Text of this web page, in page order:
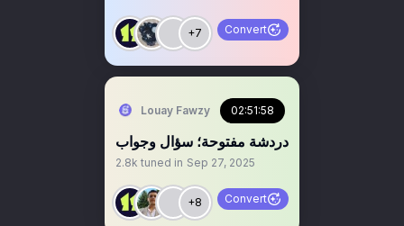
+7 Convert
Louay Fawzy 02:51:58
‏دردشة مفتوحة؛ سؤال وجواب
2.8k tuned in Sep 27, 2025
+8 Convert